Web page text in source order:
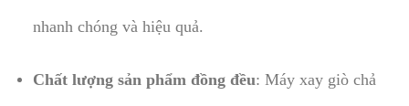
nhanh chóng và hiệu quả.
Chất lượng sản phẩm đồng đều: Máy xay giò chả